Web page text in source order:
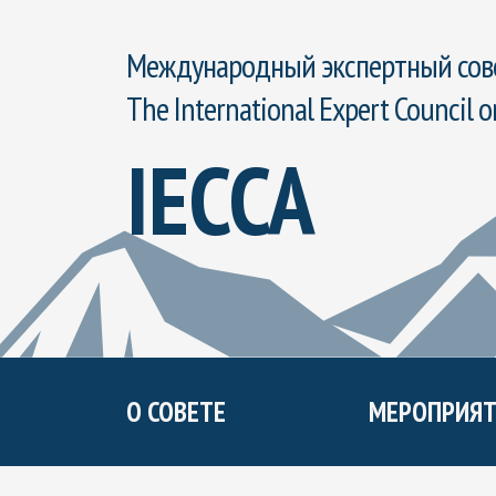
Международный экспертный
The International Expert Council
IECCA
О СОВЕТЕ